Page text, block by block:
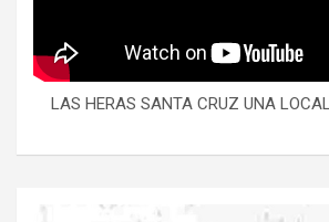
LAS HERAS SANTA CRUZ UNA